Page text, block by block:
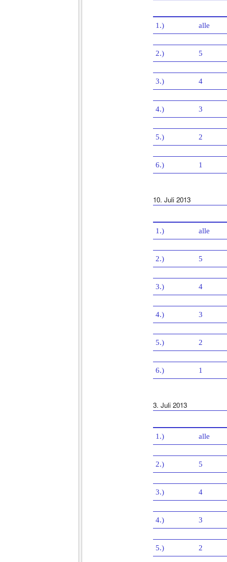
1.) alle
2.) 5
3.) 4
4.) 3
5.) 2
6.) 1
10. Juli 2013
1.) alle
2.) 5
3.) 4
4.) 3
5.) 2
6.) 1
3. Juli 2013
1.) alle
2.) 5
3.) 4
4.) 3
5.) 2